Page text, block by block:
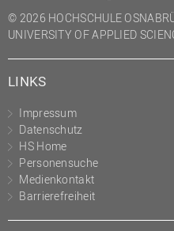
(PMO)
Prozessmanagement
Studierendensekretariat
Studium und Lehre
Transfer- und
Innovationsmanagement
© 2026 HOCHSCHULE
UNIVERSITY OF APPLIED
LINKS
Impressum
Datenschutz
HS Home
Personensuche
Medienkontakt
Barrierefreiheit